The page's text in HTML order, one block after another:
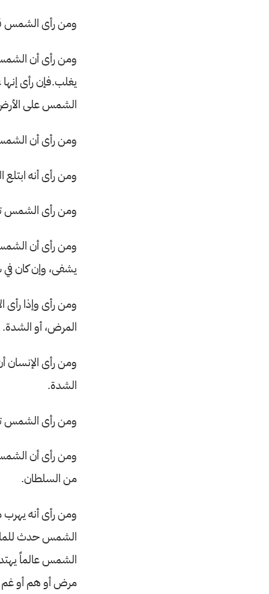
ومن رأى الشمس
ومن رأى أن
يغلب.فإن رأى
الشمس على
ومن رأى أن الشمس
ومن رأى أنه
ومن رأى الشمس
ومن رأى أن
يشفى، وإن كان
ومن رأى وإذا رأى
المرض، أو الشدة.
ومن رأى الإنسان
الشدة.
ومن رأى الشمس
ومن رأى أن
من السلطان.
ومن رأى أنه
الشمس حدث
الشمس عالماً
مرض أو هم أو غم